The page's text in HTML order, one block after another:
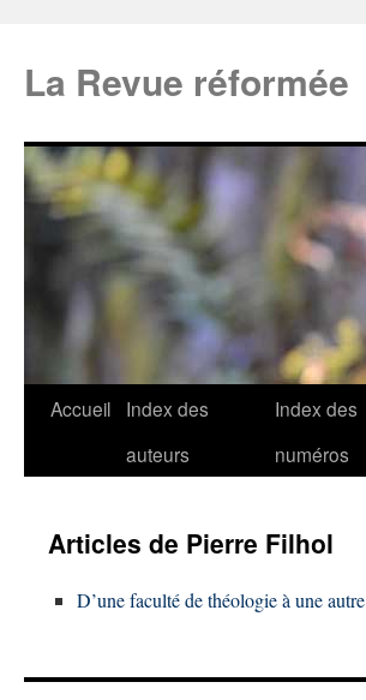
La Revue réformée
Accueil
Index des
auteurs
Index des
numéros
Articles de Pierre Filhol
D’une faculté de théologie à une autre